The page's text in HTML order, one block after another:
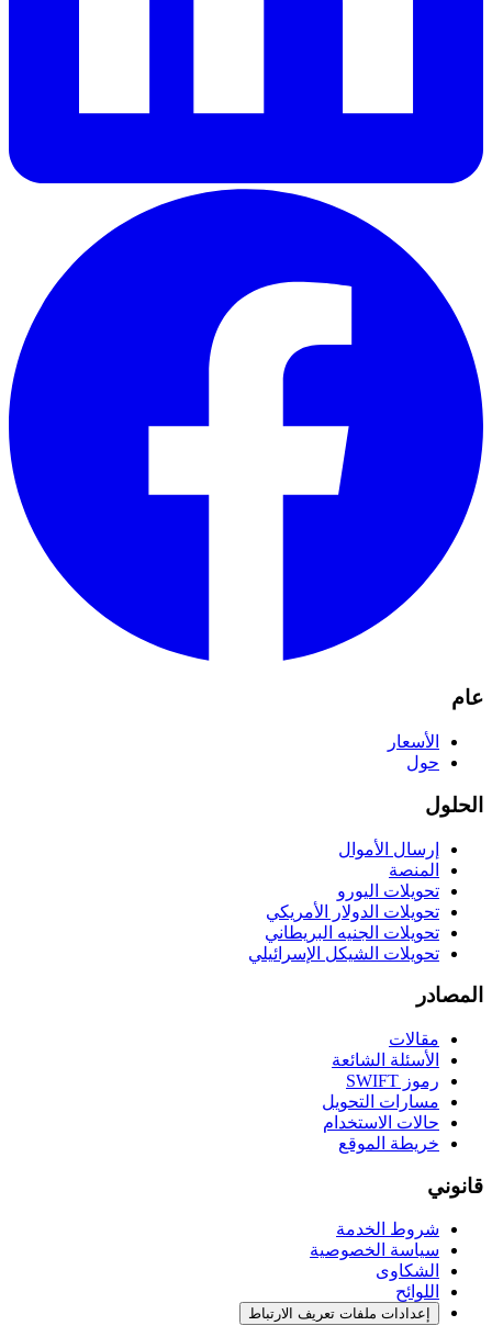
عام
الأسعار
حول
الحلول
إرسال الأموال
المنصة
تحويلات اليورو
تحويلات الدولار الأمريكي
تحويلات الجنيه البريطاني
تحويلات الشيكل الإسرائيلي
المصادر
مقالات
الأسئلة الشائعة
رموز SWIFT
مسارات التحويل
حالات الاستخدام
خريطة الموقع
قانوني
شروط الخدمة
سياسة الخصوصية
الشكاوى
اللوائح
إعدادات ملفات تعريف الارتباط